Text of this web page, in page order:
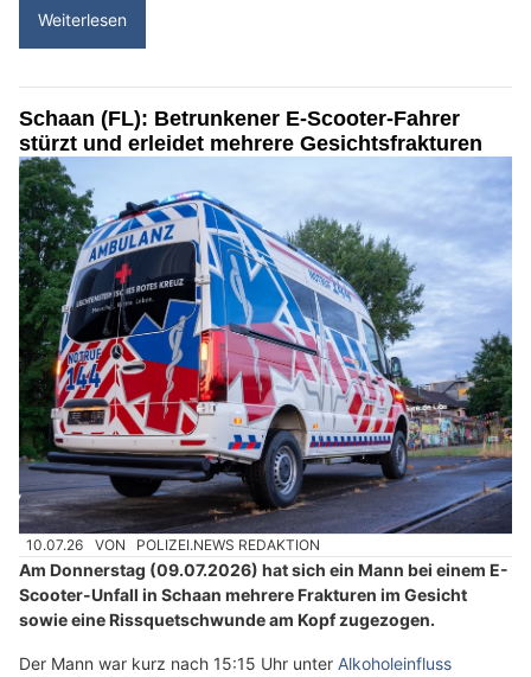
Weiterlesen
Schaan (FL): Betrunkener E-Scooter-Fahrer
stürzt und erleidet mehrere Gesichtsfrakturen
10.07.26 VON POLIZEI.NEWS REDAKTION
Am Donnerstag (09.07.2026) hat sich ein Mann bei einem E-
Scooter-Unfall in Schaan mehrere Frakturen im Gesicht
sowie eine Rissquetschwunde am Kopf zugezogen.
Der Mann war kurz nach 15:15 Uhr unter Alkoholeinfluss